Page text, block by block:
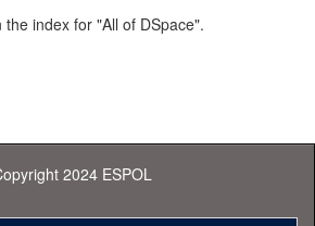
index for "All of DSpace".
2024 ESPOL